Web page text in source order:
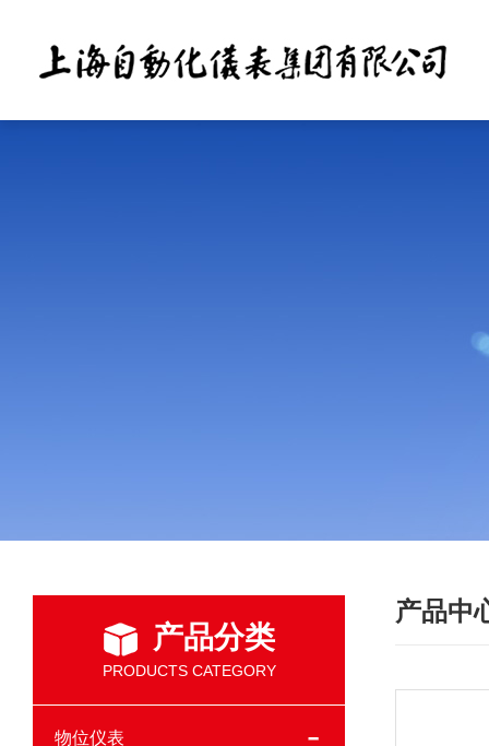
产品分类
PRODUCTS CATEGORY
物位仪表
产品中